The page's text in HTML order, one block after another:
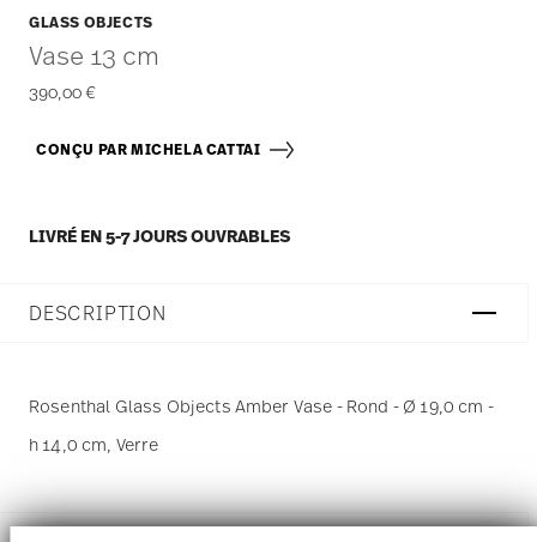
GLASS OBJECTS
Vase 13 cm
390,00 €
CONÇU PAR MICHELA CATTAI
LIVRÉ EN 5-7 JOURS OUVRABLES
DESCRIPTION
Rosenthal Glass Objects Amber Vase - Rond - Ø 19,0 cm -
h 14,0 cm, Verre